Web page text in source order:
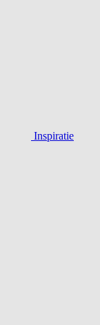
Inspiratie